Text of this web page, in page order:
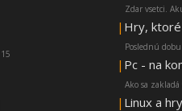
15
Zdar vsetci.
| Hry,
Poslednú
| Pc - na
Ako sa
| Linux a hry